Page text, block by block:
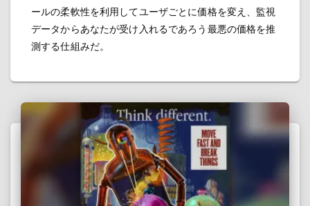
ールの柔軟性を利用してユーザごとに価格を変え、監視
データからあなたが受け入れるであろう最悪の価格を推
測する仕組みだ。